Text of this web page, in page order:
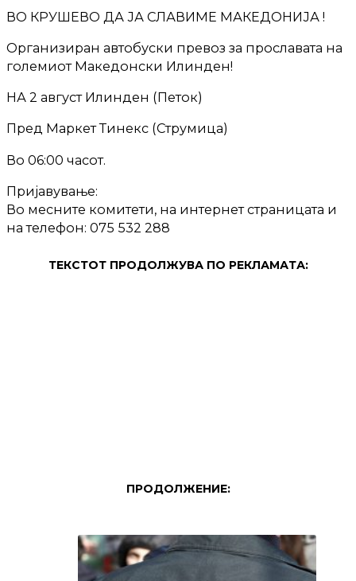
ВО КРУШЕВО ДА ЈА СЛАВИМЕ МАКЕДОНИЈА !
Организиран автобуски превоз за прославата на
големиот Македонски Илинден!
НА 2 август Илинден (Петок)
Пред Маркет Тинекс (Струмица)
Во 06:00 часот.
Пријавување:
Во месните комитети, на интернет страницата и
на телефон: 075 532 288
ТЕКСТОТ ПРОДОЛЖУВА ПО РЕКЛАМАТА:
ПРОДОЛЖЕНИЕ: